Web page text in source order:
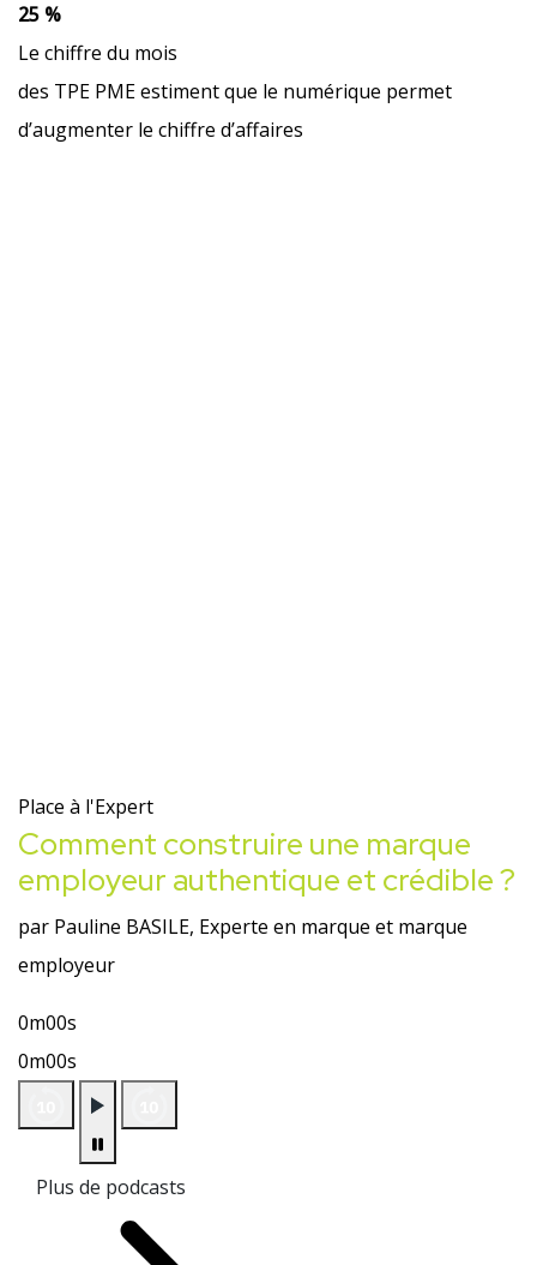
25 %
Le chiffre du mois
des TPE PME estiment que le numérique permet
d’augmenter le chiffre d’affaires
Place à l'Expert
Comment construire une marque
employeur authentique et crédible ?
par Pauline BASILE, Experte en marque et marque
employeur
0m00s
0m00s
Plus de podcasts